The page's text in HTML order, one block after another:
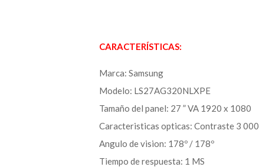
CARACTERÍSTICAS:
Marca: Samsung
Modelo: LS27AG320NLXPE
Tamaño del panel: 27 ” VA 1920 x 1080
Caracteristicas opticas: Contraste 3
Angulo de vision: 178º / 178º
Tiempo de respuesta: 1 MS